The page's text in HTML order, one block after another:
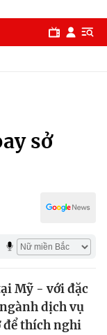
sở
Mỹ - với đặc
dịch vụ
để thích nghi